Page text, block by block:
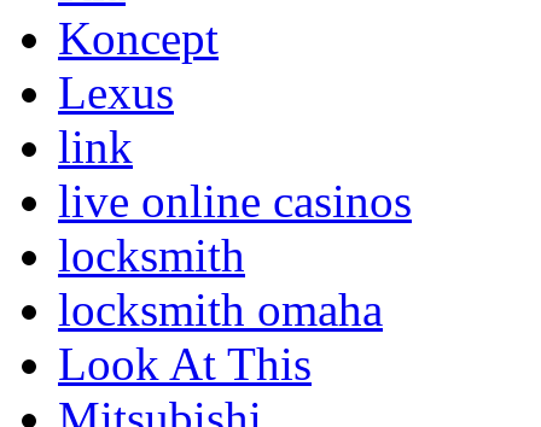
Koncept
Lexus
link
live online casinos
locksmith
locksmith omaha
Look At This